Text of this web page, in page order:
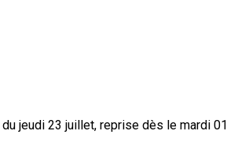
jeudi 23 juillet, reprise dès le mardi 01